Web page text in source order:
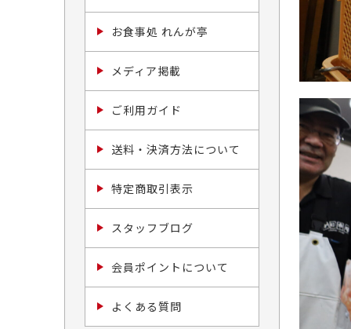
お食事処 れんが亭
メディア掲載
ご利用ガイド
送料・決済方法について
特定商取引表示
スタッフブログ
会員ポイントについて
よくある質問